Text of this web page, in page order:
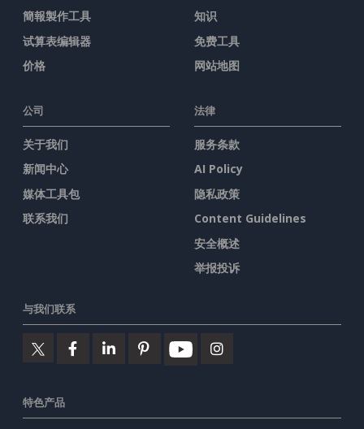
簡報製作工具
试算表编辑器
价格
知识
免费工具
网站地图
公司
关于我们
新闻中心
媒体工具包
联系我们
法律
服务条款
AI Policy
隐私政策
Content Guidelines
安全概述
举报投诉
与我们联系
特色产品